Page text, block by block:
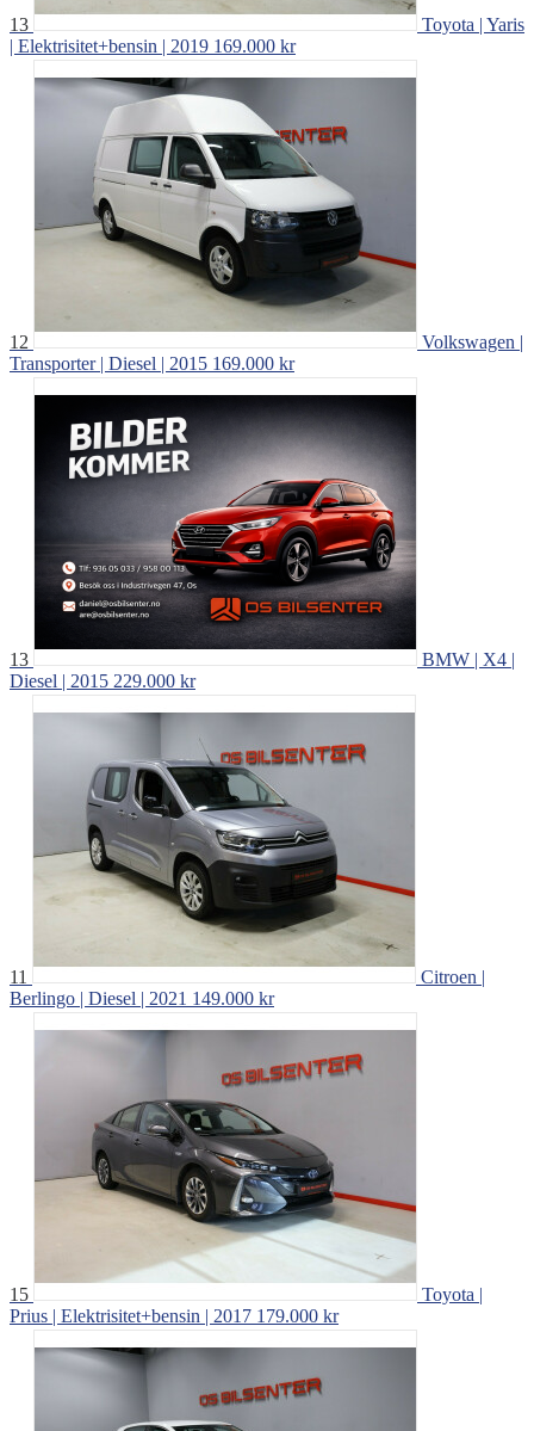
13
Toyota | Yaris
| Elektrisitet+bensin | 2019 169.000 kr
12
Volkswagen |
Transporter | Diesel | 2015 169.000 kr
13
BMW | X4 |
Diesel | 2015 229.000 kr
11
Citroen |
Berlingo | Diesel | 2021 149.000 kr
15
Toyota |
Prius | Elektrisitet+bensin | 2017 179.000 kr